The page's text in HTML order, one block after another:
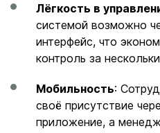
Лёгкость в
системой возможно
интерфейс, что
контроль за
Мобильность:
своё присутствие
приложение, а